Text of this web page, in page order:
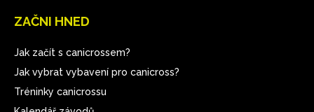
ZAČNI HNED
Jak začít s canicrossem?
Jak vybrat vybavení pro canicross?
Tréninky canicrossu